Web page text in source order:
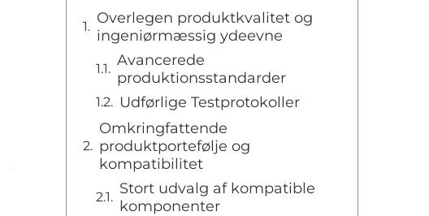
Overlegen produktkvalitet og
ingeniørmæssig ydeevne
Avancerede
produktionsstandarder
Udførlige Testprotokoller
Omkringfattende
produktportefølje og
kompatibilitet
Stort udvalg af kompatible
komponenter